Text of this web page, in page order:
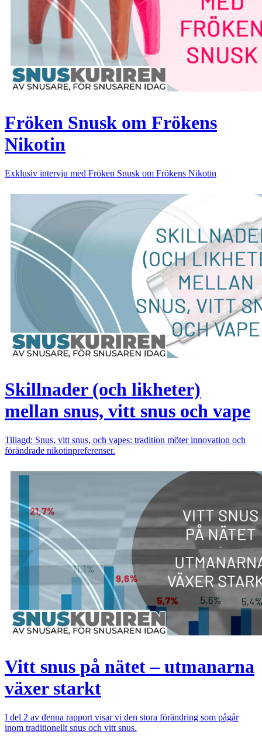
Fröken Snusk om Frökens
Nikotin
Exklusiv intervju med Fröken Snusk om Frökens Nikotin
Skillnader (och likheter)
mellan snus, vitt snus och vape
Tillagd: Snus, vitt snus, och vapes: tradition möter innovation och
förändrade nikotinpreferenser.
Vitt snus på nätet – utmanarna
växer starkt
I del 2 av denna rapport visar vi den stora förändring som pågår
inom traditionellt snus och vitt snus.